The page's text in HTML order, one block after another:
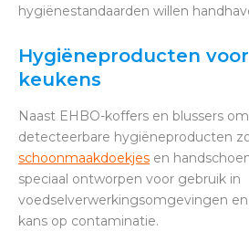
hygiënestandaarden willen
Hygiëneproducten
keukens
Naast EHBO-koffers en blussers
detecteerbare hygiëneproducten
schoonmaakdoekjes en
speciaal ontworpen voor gebruik in
voedselverwerkingsomgevingen
kans op contaminatie.